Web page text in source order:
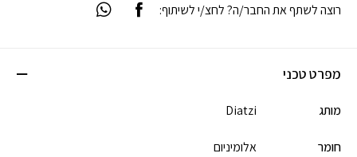
מפרט טכני
מותג Diatzi
חומר אלומיניום
רוצה לשתף את החבר/ה? לחצ/י לשיתוף: